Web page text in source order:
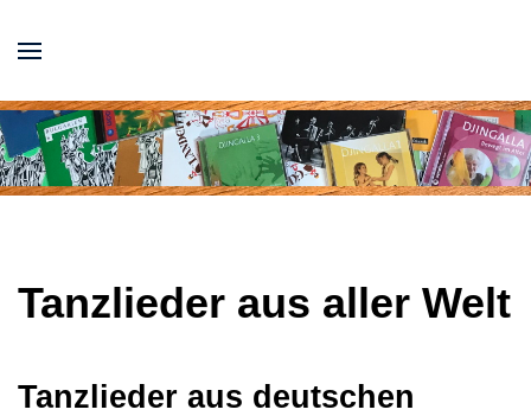
Tanzlieder aus aller Welt
Tanzlieder aus deutschen